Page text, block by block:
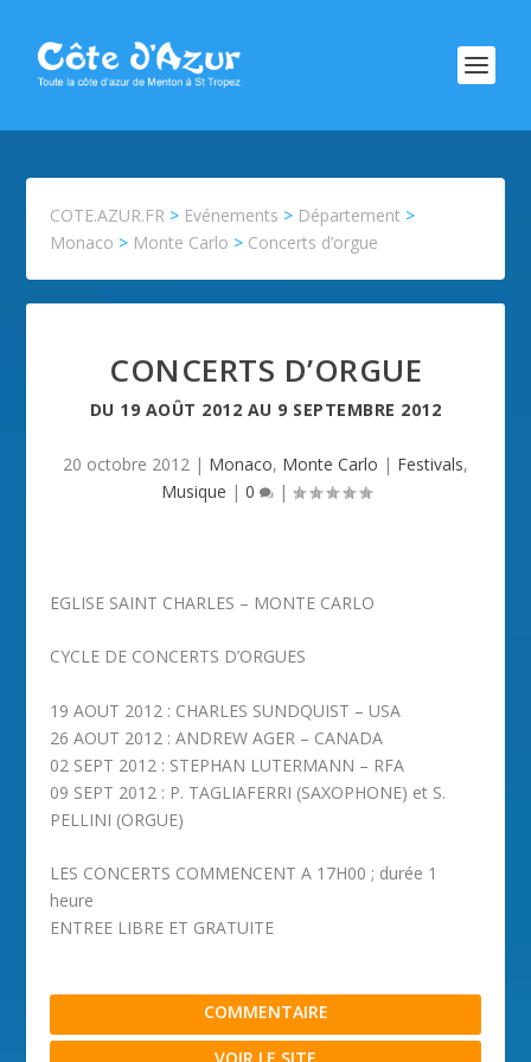
COTE.AZUR.FR > Evénements > Département >
Monaco > Monte Carlo > Concerts d’orgue
CONCERTS D’ORGUE
DU 19 AOÛT 2012 AU 9 SEPTEMBRE 2012
20 octobre 2012 | Monaco, Monte Carlo | Festivals,
Musique | 0 |
EGLISE SAINT CHARLES – MONTE CARLO
CYCLE DE CONCERTS D’ORGUES
19 AOUT 2012 : CHARLES SUNDQUIST – USA
26 AOUT 2012 : ANDREW AGER – CANADA
02 SEPT 2012 : STEPHAN LUTERMANN – RFA
09 SEPT 2012 : P. TAGLIAFERRI (SAXOPHONE) et S.
PELLINI (ORGUE)
LES CONCERTS COMMENCENT A 17H00 ; durée 1
heure
ENTREE LIBRE ET GRATUITE
COMMENTAIRE